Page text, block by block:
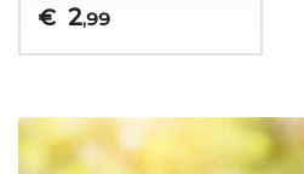
€ 2,99